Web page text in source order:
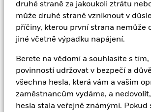
druhé straně za jakoukoli ztrátu
může druhé straně vzniknout v
příčiny, kterou první strana nemůže
jiné včetně výpadku napájení.
Berete na vědomí a souhlasíte s tím,
povinností udržovat v bezpečí a
všechna hesla, která vám a vašim
zaměstnancům vydáme, a
hesla stala veřejně známými. Pokud
nabízené prostřednictvím těchto
BNBV nenese žádnou odpovědnost
při přenosu dat, jako je ztráta nebo
změna dat jakéhokoli druhu, mimo
jakýchkoli přímých, nepřímých nebo
které vzniknou v důsledku používání
poskytovaných služeb.